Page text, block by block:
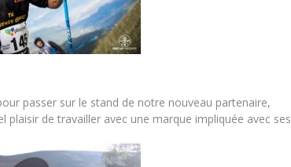
passer sur le stand de notre nouveau partenaire,
de travailler avec une marque impliquée avec ses